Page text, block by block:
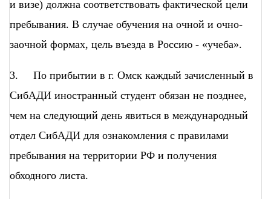
и визе) должна соответствовать фактической цели
пребывания. В случае обучения на очной и очно-
заочной формах, цель въезда в Россию - «учеба».
3. По прибытии в г. Омск каждый зачисленный в
СибАДИ иностранный студент обязан не позднее,
чем на следующий день явиться в международный
отдел СибАДИ для ознакомления с правилами
пребывания на территории РФ и получения
обходного листа.